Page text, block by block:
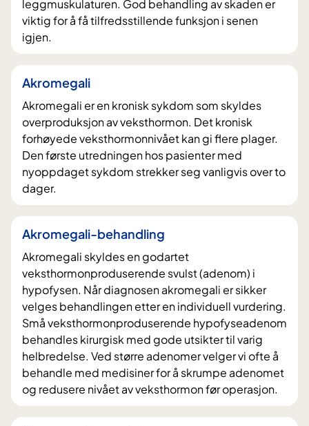
leggmuskulaturen. God behandling av skaden er
viktig for å få tilfredsstillende funksjon i senen
igjen.
Akromegali
Akromegali er en kronisk sykdom som skyldes
overproduksjon av veksthormon. Det kronisk
forhøyede veksthormonnivået kan gi flere plager.
Den første utredningen hos pasienter med
nyoppdaget sykdom strekker seg vanligvis over to
dager.
Akromegali-behandling
Akromegali skyldes en godartet
veksthormonproduserende svulst (adenom) i
hypofysen. Når diagnosen akromegali er sikker
velges behandlingen etter en individuell vurdering.
Små veksthormonproduserende hypofyseadenom
behandles kirurgisk med gode utsikter til varig
helbredelse. Ved større adenomer velger vi ofte å
behandle med medisiner for å skrumpe adenomet
og redusere nivået av veksthormon før operasjon.